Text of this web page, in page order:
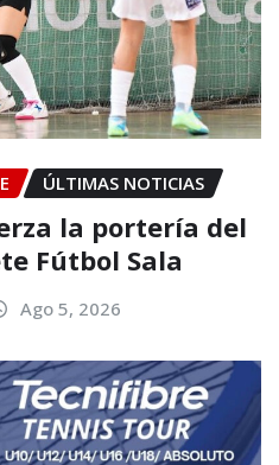
ÚLTIMAS NOTICIAS
la portería del
Fútbol Sala
Ago 5, 2026